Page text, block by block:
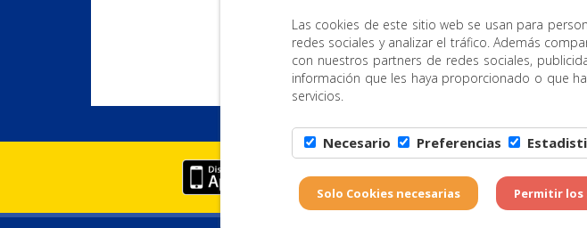
Las cookies de este sitio web se usan para
redes sociales y analizar el tráfico. Además
con nuestros partners de redes sociales,
información que les haya proporcionado o que
servicios.
Necesario Preferencias